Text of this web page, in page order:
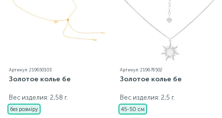
Артикул: 219650103
Золотое колье бе
Вес изделия: 2,58 г.
без розміру
Артикул: 219678502
Золотое колье бе
Вес изделия: 2,5 г.
45-50 см